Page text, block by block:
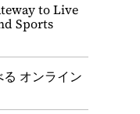
to Live
Sports
オンライン